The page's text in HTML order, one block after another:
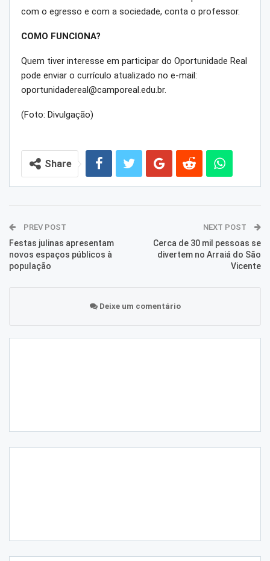
com o egresso e com a sociedade, conta o professor.
COMO FUNCIONA?
Quem tiver interesse em participar do Oportunidade Real
pode enviar o currículo atualizado no e-mail:
oportunidadereal@camporeal.edu.br.
(Foto: Divulgação)
Share
PREV POST
Festas julinas apresentam
novos espaços públicos à
população
NEXT POST
Cerca de 30 mil pessoas se
divertem no Arraiá do São
Vicente
Deixe um comentário